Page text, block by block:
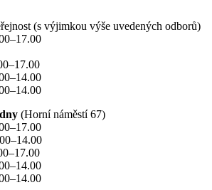
(s výjimkou výše uvedených odborů)
(Horní náměstí 67)